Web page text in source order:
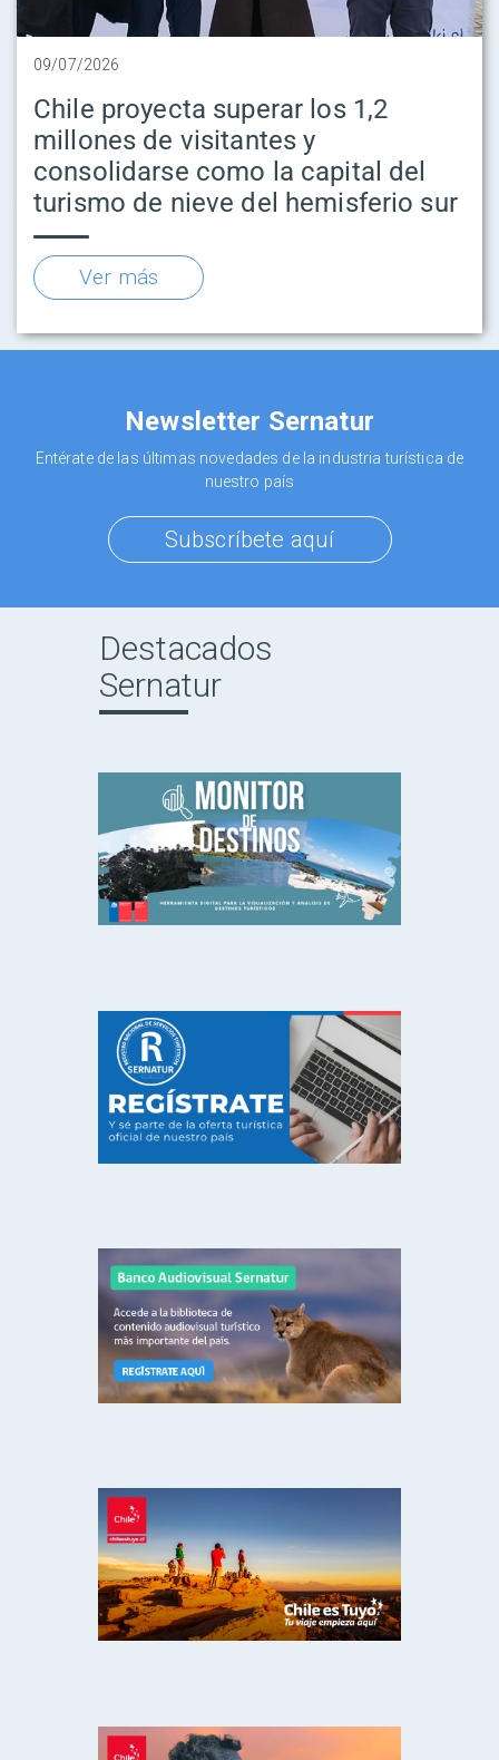
09/07/2026
Chile proyecta superar los 1,2
millones de visitantes y
consolidarse como la capital del
turismo de nieve del hemisferio sur
Ver más
Newsletter Sernatur
Entérate de las últimas novedades de la industria turística de
nuestro país
Subscríbete aquí
Destacados
Sernatur